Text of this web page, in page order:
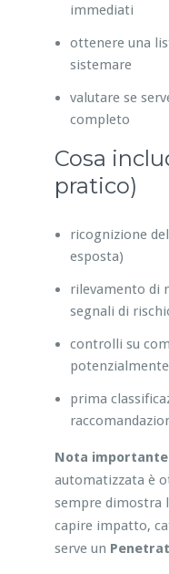
immediati
ottenere una
sistemare
valutare se
completo
Cosa
pratico)
ricognizione
esposta)
rilevamento di
segnali di
controlli su
prima
Nota
automatizzata è
sempre dimostra
capire impatto,
serve un